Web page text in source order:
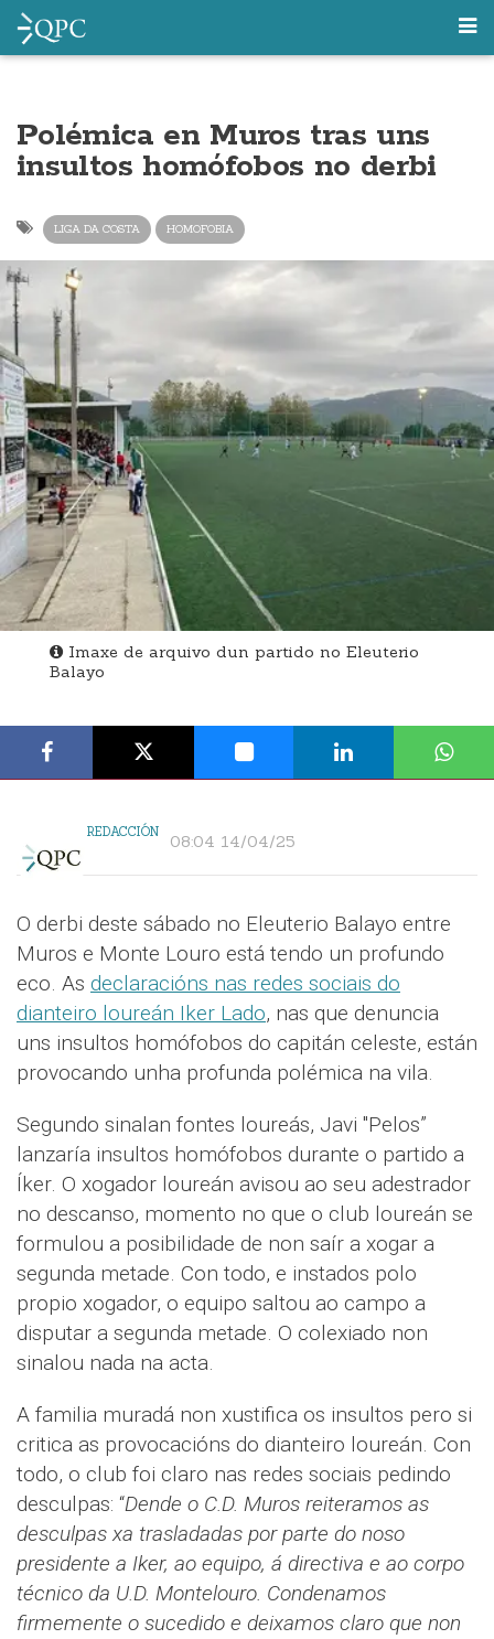
Polémica en Muros tras uns
insultos homófobos no derbi
LIGA DA COSTA HOMOFOBIA
Imaxe de arquivo dun partido no Eleuterio
Balayo
REDACCIÓN 08:04 14/04/25
O derbi deste sábado no Eleuterio Balayo entre
Muros e Monte Louro está tendo un profundo
eco. As declaracións nas redes sociais do
dianteiro loureán Iker Lado, nas que denuncia
uns insultos homófobos do capitán celeste, están
provocando unha profunda polémica na vila.
Segundo sinalan fontes loureás, Javi "Pelos”
lanzaría insultos homófobos durante o partido a
Íker. O xogador loureán avisou ao seu adestrador
no descanso, momento no que o club loureán se
formulou a posibilidade de non saír a xogar a
segunda metade. Con todo, e instados polo
propio xogador, o equipo saltou ao campo a
disputar a segunda metade. O colexiado non
sinalou nada na acta.
A familia muradá non xustifica os insultos pero si
critica as provocacións do dianteiro loureán. Con
todo, o club foi claro nas redes sociais pedindo
desculpas: “Dende o C.D. Muros reiteramos as
desculpas xa trasladadas por parte do noso
presidente a Iker, ao equipo, á directiva e ao corpo
técnico da U.D. Montelouro. Condenamos
firmemente o sucedido e deixamos claro que non